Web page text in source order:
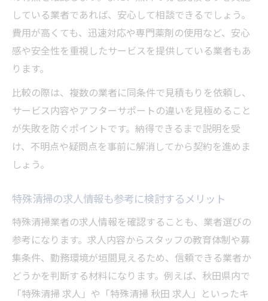
している業者であれば、安心して相談できるでしょう。
費用が高くても、迅速対応や専門薬剤の使用など、安心
感や安全性を重視したサービスを提供している業者もあ
ります。
比較の際は、複数の業者に同条件で見積もりを依頼し、
サービス内容やアフターサポートの違いを見極めること
が失敗を防ぐポイントです。納得できるまで説明を受
け、不明点や疑問点を事前に解消してから契約を進めま
しょう。
特殊清掃の求人情報も参考に検討するメリット
特殊清掃業者の求人情報を確認することも、業者選びの
参考になります。求人内容からスタッフの教育体制や募
集条件、勤務環境が垣間見えるため、信頼できる業者か
どうかを判断する材料になります。例えば、秋田県内で
「特殊清掃 求人」や「特殊清掃 秋田 求人」といったキ